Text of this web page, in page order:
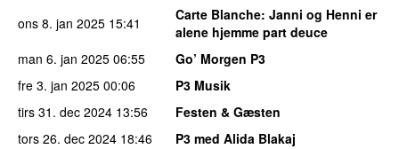
ons 8. jan 2025 15:41 Carte Blanche: Janni og Henni er
alene hjemme part deuce
man 6. jan 2025 06:55
Go’ Morgen P3
fre 3. jan 2025 00:06
P3 Musik
tirs 31. dec 2024 13:56
Festen & Gæsten
tors 26. dec 2024 18:46
P3 med Alida Blakaj